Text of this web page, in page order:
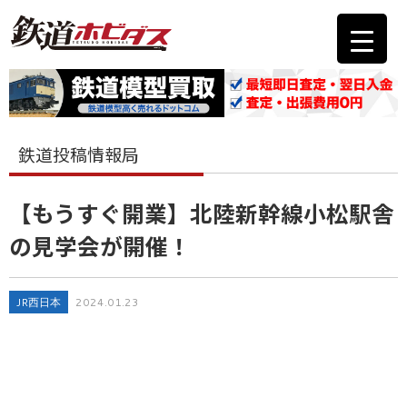
鉄道投稿情報局
【もうすぐ開業】北陸新幹線小松駅舎
の見学会が開催！
JR西日本 2024.01.23